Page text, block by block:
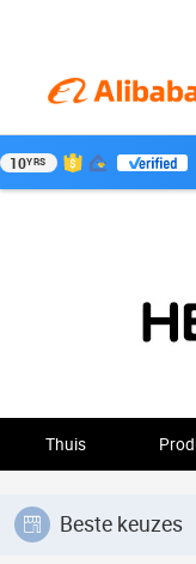
10YRS
Thuis
Beste keuzes